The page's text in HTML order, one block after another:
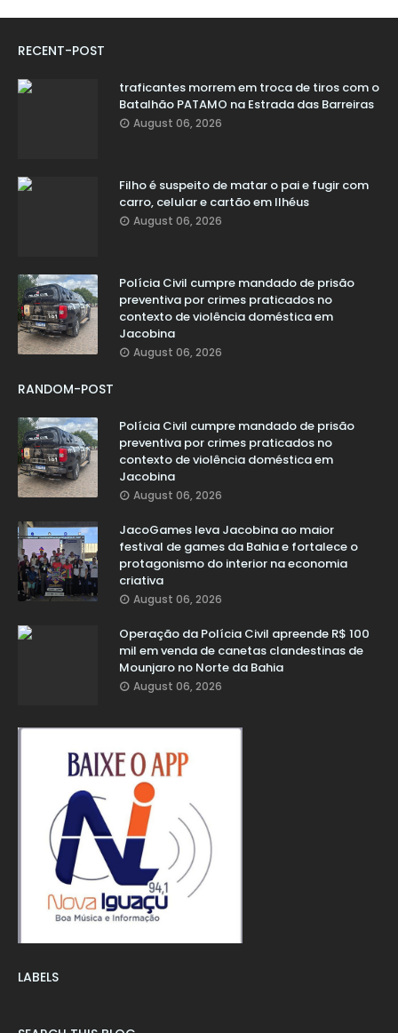
RECENT-POST
traficantes morrem em troca de tiros com o
Batalhão PATAMO na Estrada das Barreiras
August 06, 2026
Filho é suspeito de matar o pai e fugir com
carro, celular e cartão em Ilhéus
August 06, 2026
Polícia Civil cumpre mandado de prisão
preventiva por crimes praticados no
contexto de violência doméstica em
Jacobina
August 06, 2026
RANDOM-POST
Polícia Civil cumpre mandado de prisão
preventiva por crimes praticados no
contexto de violência doméstica em
Jacobina
August 06, 2026
JacoGames leva Jacobina ao maior
festival de games da Bahia e fortalece o
protagonismo do interior na economia
criativa
August 06, 2026
Operação da Polícia Civil apreende R$ 100
mil em venda de canetas clandestinas de
Mounjaro no Norte da Bahia
August 06, 2026
LABELS